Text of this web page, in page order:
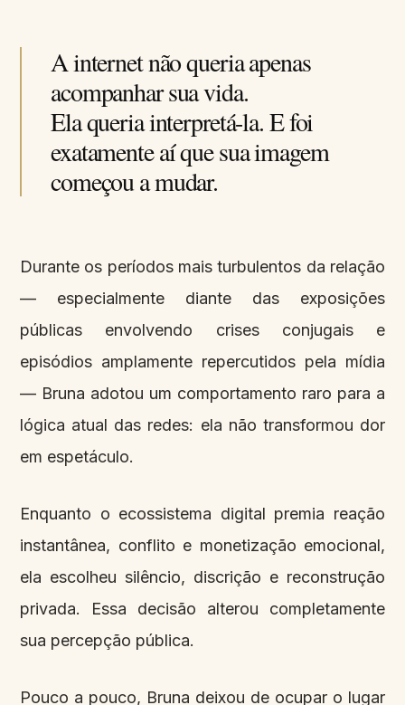
A internet não queria apenas
acompanhar sua vida.
Ela queria interpretá-la. E foi
exatamente aí que sua imagem
começou a mudar.
Durante os períodos mais turbulentos da relação
— especialmente diante das exposições
públicas envolvendo crises conjugais e
episódios amplamente repercutidos pela mídia
— Bruna adotou um comportamento raro para a
lógica atual das redes: ela não transformou dor
em espetáculo.
Enquanto o ecossistema digital premia reação
instantânea, conflito e monetização emocional,
ela escolheu silêncio, discrição e reconstrução
privada. Essa decisão alterou completamente
sua percepção pública.
Pouco a pouco, Bruna deixou de ocupar o lugar